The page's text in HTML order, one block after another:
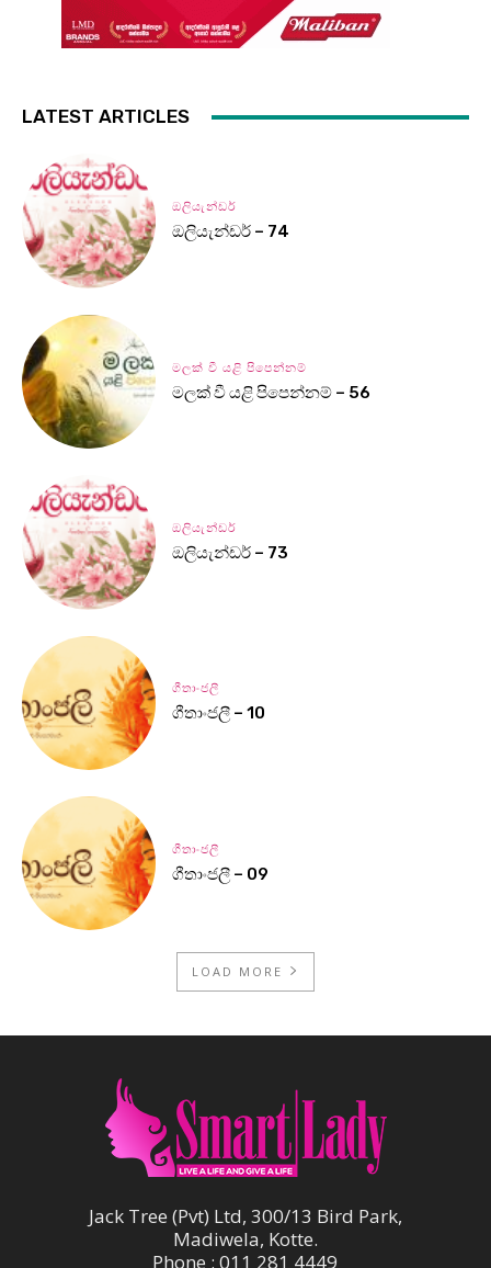
LATEST ARTICLES
ඔලියැන්ඩර්
ඔලියැන්ඩර් – 74
මලක් වී යළි පිපෙන්නම්
මලක් වී යළි පිපෙන්නම් – 56
ඔලියැන්ඩර්
ඔලියැන්ඩර් – 73
ගීතාංජලී
ගීතාංජලී – 10
ගීතාංජලී
ගීතාංජලී – 09
LOAD MORE
Jack Tree (Pvt) Ltd, 300/13 Bird Park,
Madiwela, Kotte.
Phone : 011 281 4449